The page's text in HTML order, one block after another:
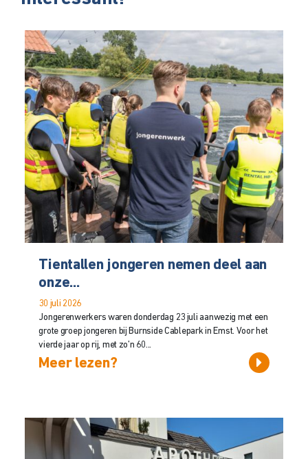
Tientallen jongeren nemen deel aan
onze...
30 juli 2026
Jongerenwerkers waren donderdag 23 juli aanwezig met een
grote groep jongeren bij Burnside Cablepark in Emst. Voor het
vierde jaar op rij, met zo’n 60...
Meer lezen?